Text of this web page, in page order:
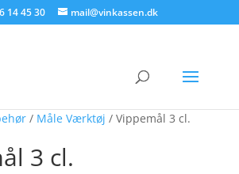
14 45 30 mail@vinkassen.dk
start med at skrive
/ Måle Værktøj / Vippemål 3 cl.
3 cl.